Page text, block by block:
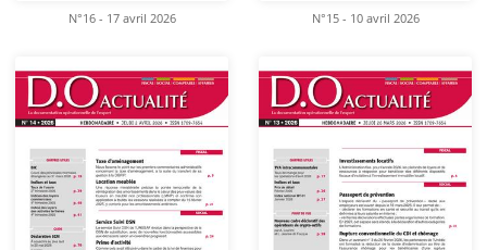
N°16 - 17 avril 2026 N°15 - 10 avril 2026